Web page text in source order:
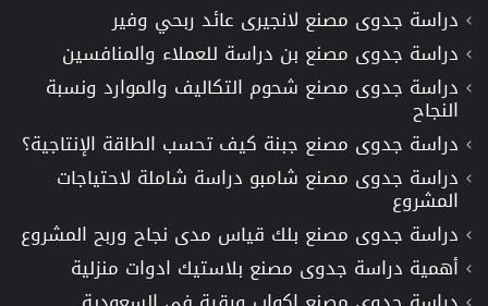
دراسة جدوى مصنع لانجيرى عائد ربحي وفير
دراسة جدوى مصنع بن دراسة للعملاء والمنافسين
دراسة جدوى مصنع شحوم التكاليف والموارد ونسبة
النجاح
دراسة جدوى مصنع جبنة كيف تحسب الطاقة الإنتاجية؟
دراسة جدوى مصنع شامبو دراسة شاملة لاحتياجات
المشروع
دراسة جدوى مصنع بلك قياس مدى نجاح وربح المشروع
أهمية دراسة جدوى مصنع بلاستيك ادوات منزلية